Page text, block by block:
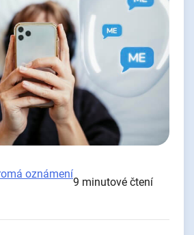
oznámení
9 minutové čtení